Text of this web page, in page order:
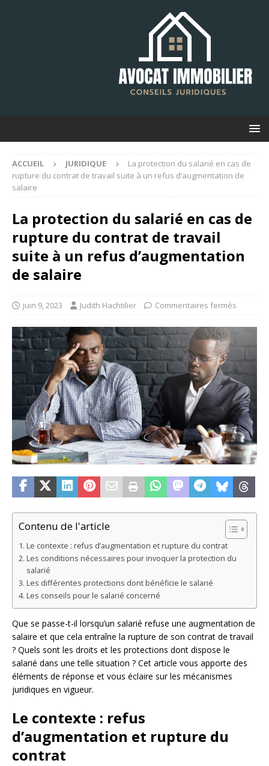
ACCUEIL JURIDIQUE
La protection du salarié en cas de
rupture du contrat de travail suite à un refus d’augmentation de
salaire
La protection du salarié en cas de
rupture du contrat de travail
suite à un refus d’augmentation
de salaire
juin 9, 2023 Judith Hachtilier Commentaires fermés
Contenu de l'article
Le contexte : refus d’augmentation et rupture du contrat
Les conditions nécessaires pour invoquer la protection du
salarié
Les différentes protections dont bénéficie le salarié
Les conseils pour le salarié concerné
Que se passe-t-il lorsqu’un salarié refuse une augmentation de
salaire et que cela entraîne la rupture de son contrat de travail
? Quels sont les droits et les protections dont dispose le
salarié dans une telle situation ? Cet article vous apporte des
éléments de réponse et vous éclaire sur les mécanismes
juridiques en vigueur.
Le contexte : refus
d’augmentation et rupture du
contrat